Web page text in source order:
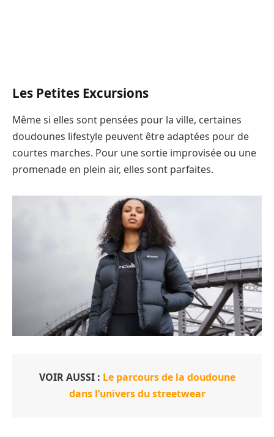
Les Petites Excursions
Même si elles sont pensées pour la ville, certaines
doudounes lifestyle peuvent être adaptées pour de
courtes marches. Pour une sortie improvisée ou une
promenade en plein air, elles sont parfaites.
VOIR AUSSI : Le parcours de la doudoune
dans l’univers du streetwear